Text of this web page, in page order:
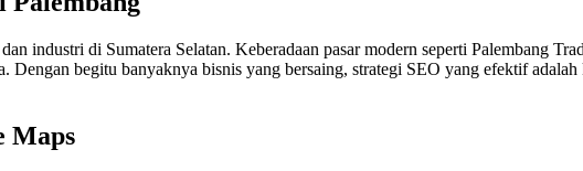
industri di Sumatera Selatan. Keberadaan pasar modern seperti Palembang
Dengan begitu banyaknya bisnis yang bersaing, strategi SEO yang efektif
Maps